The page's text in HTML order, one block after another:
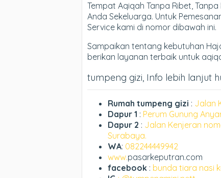
Tempat Aqiqah Tanpa Ribet,
Anda Sekeluarga. Untuk
Service kami di nomor dibawah ini.
Sampaikan tentang kebutuhan
berikan layanan terbaik untuk
tumpeng gizi, Info lebih lanjut
Rumah tumpeng gizi : Jalan
Dapur 1 : Perum Gunung
Dapur 2 : Jalan Kenjeran
Surabaya.
WA: 082244449942
www.pasarkeputran.com
facebook : bunda tiara nasi